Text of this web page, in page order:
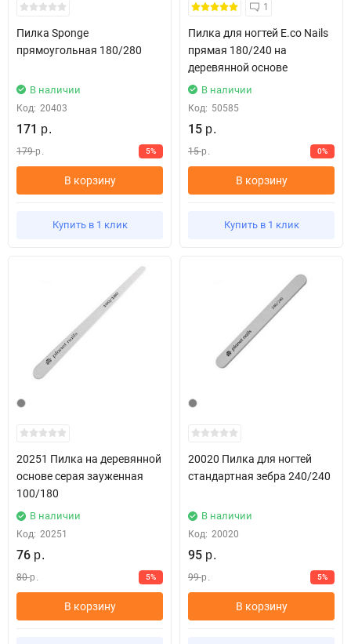
Пилка Sponge
прямоугольная 180/280
В наличии
Код: 20403
171 р.
179р. 5%
В корзину
Купить в 1 клик
1
Пилка для ногтей E.co Nails
прямая 180/240 на
деревянной основе
В наличии
Код: 50585
15 р.
15р. 0%
В корзину
Купить в 1 клик
20251 Пилка на деревянной
основе серая зауженная
100/180
В наличии
Код: 20251
76 р.
80 р. 5%
В корзину
20020 Пилка для ногтей
стандартная зебра 240/240
В наличии
Код: 20020
95 р.
99 р. 5%
В корзину